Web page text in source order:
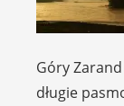
Góry
długie